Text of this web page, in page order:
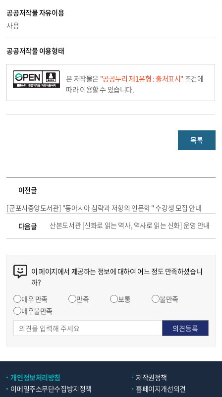
공공저작물 자유이용
사용
공공저작물 이용형태
본 저작물은 "공공누리 제1유형 : 출처표시" 조건에
따라 이용할 수 있습니다.
목록
이전글
[군포시중앙도서관] "동아시아 침략과 저항의 인문학 " 수강생 모집 안내
다음글
산본도서관 [신화로 읽는 역사, 역사로 읽는 신화] 운영 안내
이 페이지에서 제공하는 정보에 대하여 어느 정도 만족하셨습니
까?
매우 만족
만족 보통
불만족
매우불만족
개인정보처리방침
저작권정책
이메일주소무단수집방지정책
홈페이지개선의견